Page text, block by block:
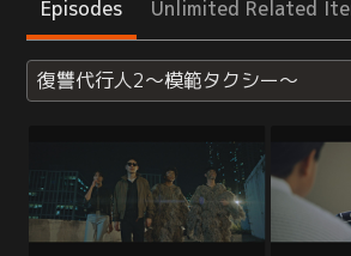
Episodes Unlimited Related
復讐代行人2～模範タクシー～